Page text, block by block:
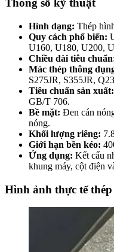
Thông số kỹ thuật
Hình dạng: Thép
Quy cách phổ biến:
U160, U180, U200,
Chiều dài tiêu
Mác thép thông
S275JR, S355JR,
Tiêu chuẩn sản xuất:
GB/T 706.
Bề mặt: Đen cán
nóng.
Khối lượng riêng:
Giới hạn bền kéo:
Ứng dụng: Kết cấu
khung máy, cột điện
Hình ảnh thực tế